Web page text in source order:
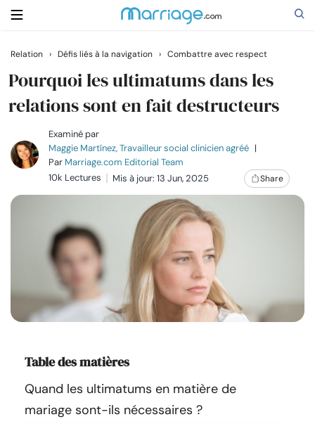
Rechercher
Se marier
Relations
Famille
Cours
Communauté
Trouver un thérapeute
Relation › Défis liés à la navigation › Combattre avec respect
Pourquoi les ultimatums dans les
relations sont en fait destructeurs
Examiné par
Maggie Martínez, Travailleur social clinicien agréé |
Par Marriage.com Editorial Team
10k Lectures
Mis à jour: 13 Jun, 2025 Share
Table des matières
Quand les ultimatums en matière de
mariage sont-ils nécessaires ?